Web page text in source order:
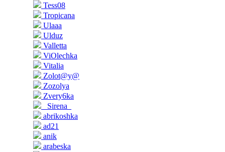
Tess08
Tropicana
Ulaaa
Ulduz
Valletta
ViOlechka
Vitalia
Zolot@y@
Zozolya
Zvery6ka
_Sirena_
abrikoshka
ad21
anik
arabeska